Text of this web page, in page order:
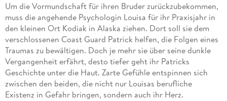
Um die Vormundschaft für ihren Bruder zurückzubekommen,
muss die angehende Psychologin Louisa für ihr Praxisjahr in
den kleinen Ort Kodiak in Alaska ziehen. Dort soll sie dem
verschlossenen Coast Guard Patrick helfen, die Folgen eines
Traumas zu bewältigen. Doch je mehr sie über seine dunkle
Vergangenheit erfährt, desto tiefer geht ihr Patricks
Geschichte unter die Haut. Zarte Gefühle entspinnen sich
zwischen den beiden, die nicht nur Louisas berufliche
Existenz in Gefahr bringen, sondern auch ihr Herz.